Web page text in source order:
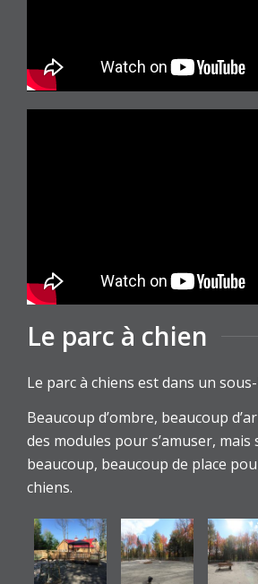
Le parc à chien
Le parc à chiens est dans un
Beaucoup d’ombre, beaucoup
des modules pour s’amuser,
beaucoup, beaucoup de place
chiens.